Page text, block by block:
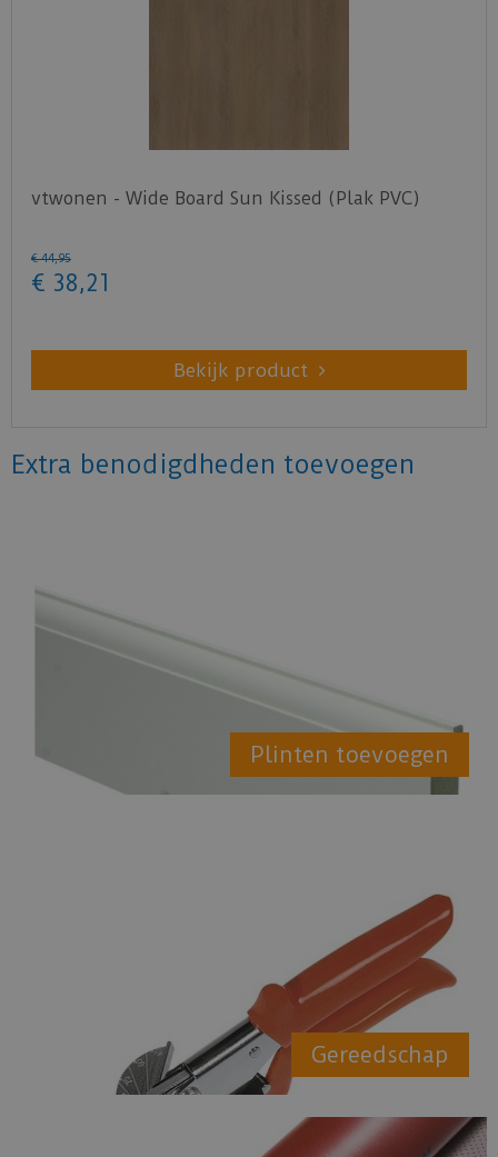
vtwonen - Wide Board Sun Kissed (Plak PVC)
€ 44,95
€ 38,21
Bekijk product
Extra benodigdheden toevoegen
Plinten toevoegen
Gereedschap